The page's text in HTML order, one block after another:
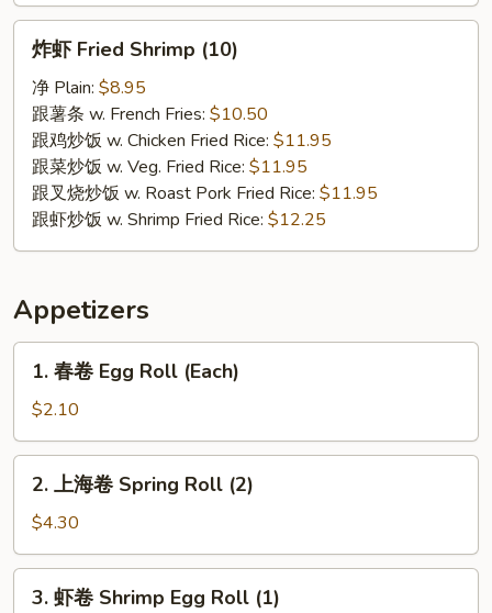
Fried
Shrimp
(10)
炸虾 Fried Shrimp (10)
净 Plain: $8.95
跟薯条 w. French Fries: $10.50
跟鸡炒饭 w. Chicken Fried Rice: $11.95
跟菜炒饭 w. Veg. Fried Rice: $11.95
跟叉烧炒饭 w. Roast Pork Fried Rice: $11.95
跟虾炒饭 w. Shrimp Fried Rice: $12.25
Appetizers
Egg
Roll
(Each)
1. 春卷 Egg Roll (Each)
$2.10
卷
Spring
Roll
2. 上海卷 Spring Roll (2)
$4.30
3. 虾卷 Shrimp Egg Roll (1)